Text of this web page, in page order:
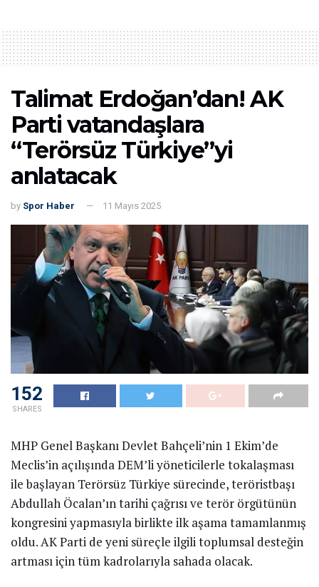
Talimat Erdoğan’dan! AK
Parti vatandaşlara
“Terörsüz Türkiye”yi
anlatacak
by Spor Haber 11 Mayıs 2025
153
SHARES
MHP Genel Başkanı Devlet Bahçeli’nin 1 Ekim’de
Meclis’in açılışında DEM’li yöneticilerle tokalaşması
ile başlayan Terörsüz Türkiye sürecinde, teröristbaşı
Abdullah Öcalan’ın tarihi çağrısı ve terör örgütünün
kongresini yapmasıyla birlikte ilk aşama tamamlanmış
oldu. AK Parti de yeni süreçle ilgili toplumsal desteğin
artması için tüm kadrolarıyla sahada olacak.